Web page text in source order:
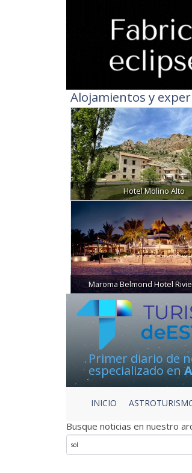
Alojamientos y
Hotel Molino Alto
Maroma Belmond Hotel
Primer diario de
especializado en
INICIO
Busque noticias en nuestro